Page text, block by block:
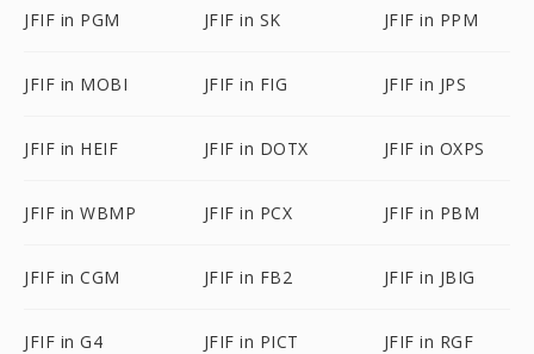
JFIF in PGM JFIF in SK JFIF in PPM
JFIF in MOBI JFIF in FIG JFIF in JPS
JFIF in HEIF JFIF in DOTX JFIF in OXPS
JFIF in WBMP JFIF in PCX JFIF in PBM
JFIF in CGM JFIF in FB2 JFIF in JBIG
JFIF in G4 JFIF in PICT JFIF in RGF